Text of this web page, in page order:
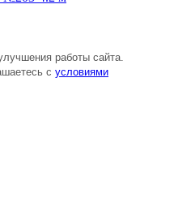
работы сайта.
с условиями